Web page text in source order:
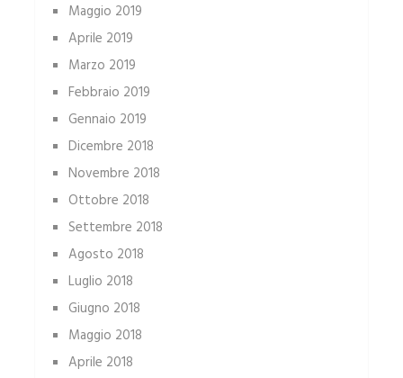
Maggio 2019
Aprile 2019
Marzo 2019
Febbraio 2019
Gennaio 2019
Dicembre 2018
Novembre 2018
Ottobre 2018
Settembre 2018
Agosto 2018
Luglio 2018
Giugno 2018
Maggio 2018
Aprile 2018